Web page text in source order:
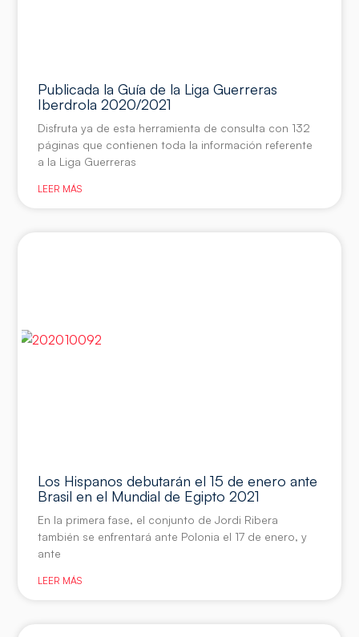
Publicada la Guía de la Liga Guerreras
Iberdrola 2020/2021
Disfruta ya de esta herramienta de consulta con 132
páginas que contienen toda la información referente
a la Liga Guerreras
LEER MÁS
Los Hispanos debutarán el 15 de enero ante
Brasil en el Mundial de Egipto 2021
En la primera fase, el conjunto de Jordi Ribera
también se enfrentará ante Polonia el 17 de enero, y
ante
LEER MÁS